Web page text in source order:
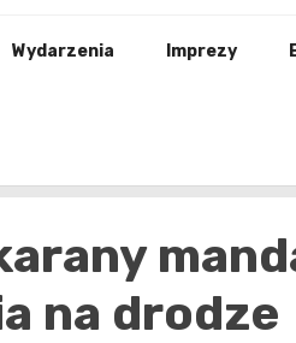
Wydarzenia Imprezy
na drodze